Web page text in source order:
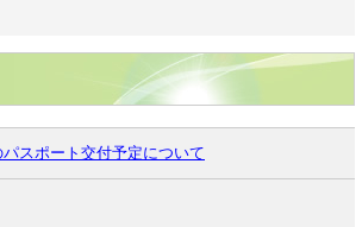
スポート交付予定について